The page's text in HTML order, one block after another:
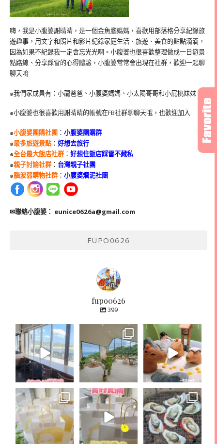
嗨，我是小腹婆謝晴晴，是一個金魚腦媽媽，喜歡用部落格分享紀錄旅
遊趣事，用文字和照片和影片紀錄家庭生活、旅遊、美食的點點滴滴，
因為如果不紀錄我一定會忘光光啊。小腹婆也很喜歡整理做成一日遊景
點路線、分享踩雷的心得體驗，小腹婆常常會出現在社群，歡迎一起聊
聊天唷
๑我們家成員有：小龍爸爸、小腹婆媽媽、小太陽哥哥和小屁桃妹妹
๑小腹婆也很喜歡用謝晴晴的帳號在FB社群聊聊天哦，也歡迎加入
๑小腹婆團購社團 ： 小腹婆團購群
๑最多旅遊景點： 好想去旅行
๑全台最大飯店社群： 好想住飯店踩雷不藏私
๑親子討論社群： 台灣親子社團
๑腦波弱購物社群： 小腹婆爛泥社團
✉聯絡小腹婆： eunice0626a@gmail.com
FUPO0626
fupo0626
399